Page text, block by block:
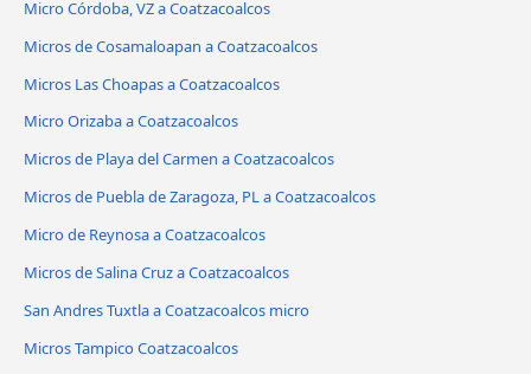
Micro Córdoba, VZ a Coatzacoalcos
Micros de Cosamaloapan a Coatzacoalcos
Micros Las Choapas a Coatzacoalcos
Micro Orizaba a Coatzacoalcos
Micros de Playa del Carmen a Coatzacoalcos
Micros de Puebla de Zaragoza, PL a Coatzacoalcos
Micro de Reynosa a Coatzacoalcos
Micros de Salina Cruz a Coatzacoalcos
San Andres Tuxtla a Coatzacoalcos micro
Micros Tampico Coatzacoalcos